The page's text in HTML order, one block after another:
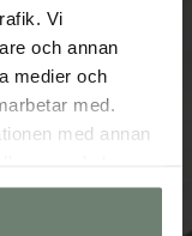
Vi
och annan
medier och
med.
med annan